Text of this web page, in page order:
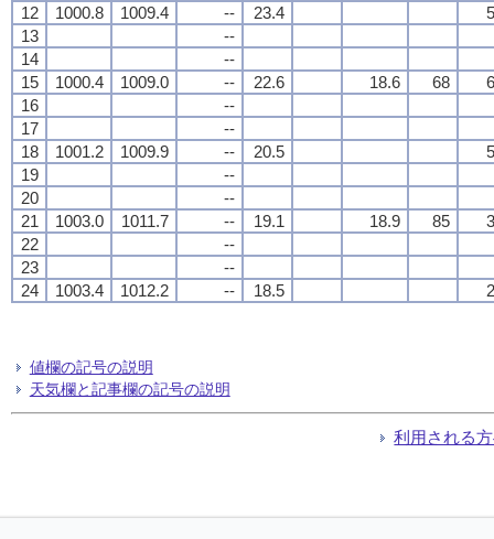
12
1000.8 1009.4 -- 23.4
13
--
14
--
15
1000.4 1009.0 -- 22.6 18.6 68
16
--
17
--
18
1001.2 1009.9 -- 20.5
19
--
20
--
21
1003.0 1011.7 -- 19.1 18.9 85
22
--
23
--
24
1003.4 1012.2 -- 18.5
値欄の記号の説明
天気欄と記事欄の記号の説明
利用される